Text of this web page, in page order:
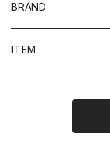
BRAND
NIKE
ITEM